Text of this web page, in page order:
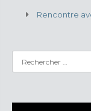
Rencontre